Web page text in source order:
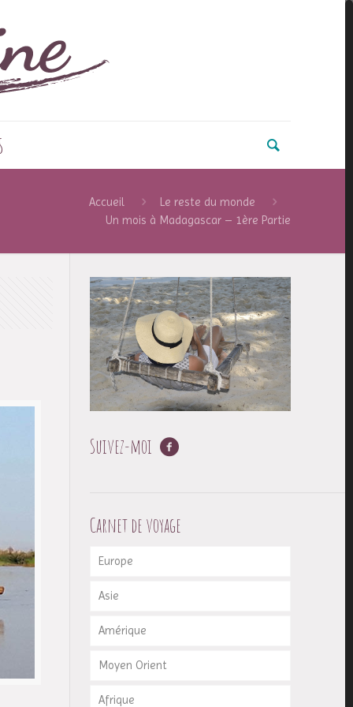
Accueil
Le reste du monde
Un mois à Madagascar – 1ère Partie
Suivez-moi
Carnet de voyage
Europe
Allemagne
Angleterre
Belgique
Danemark
Asie
Chine
Inde
Indonésie
Amérique
Canada
Cuba
Moyen Orient
Palestine & Israël
Afrique